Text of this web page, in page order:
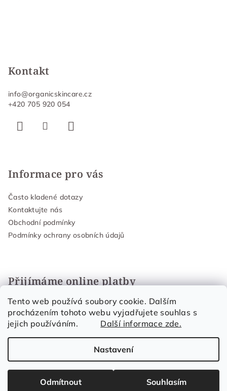
Tento web používá soubory cookie. Dalším
procházením tohoto webu vyjadřujete souhlas s
jejich používáním. Další informace zde.
Nastavení
Odmítnout Souhlasím
Kontakt
info@organicskincare.cz
+420 705 920 054
Informace pro vás
Často kladené dotazy
Kontaktujte nás
Obchodní podmínky
Podmínky ochrany osobních údajů
Přijímáme online platby
Upravit nastavení cookies